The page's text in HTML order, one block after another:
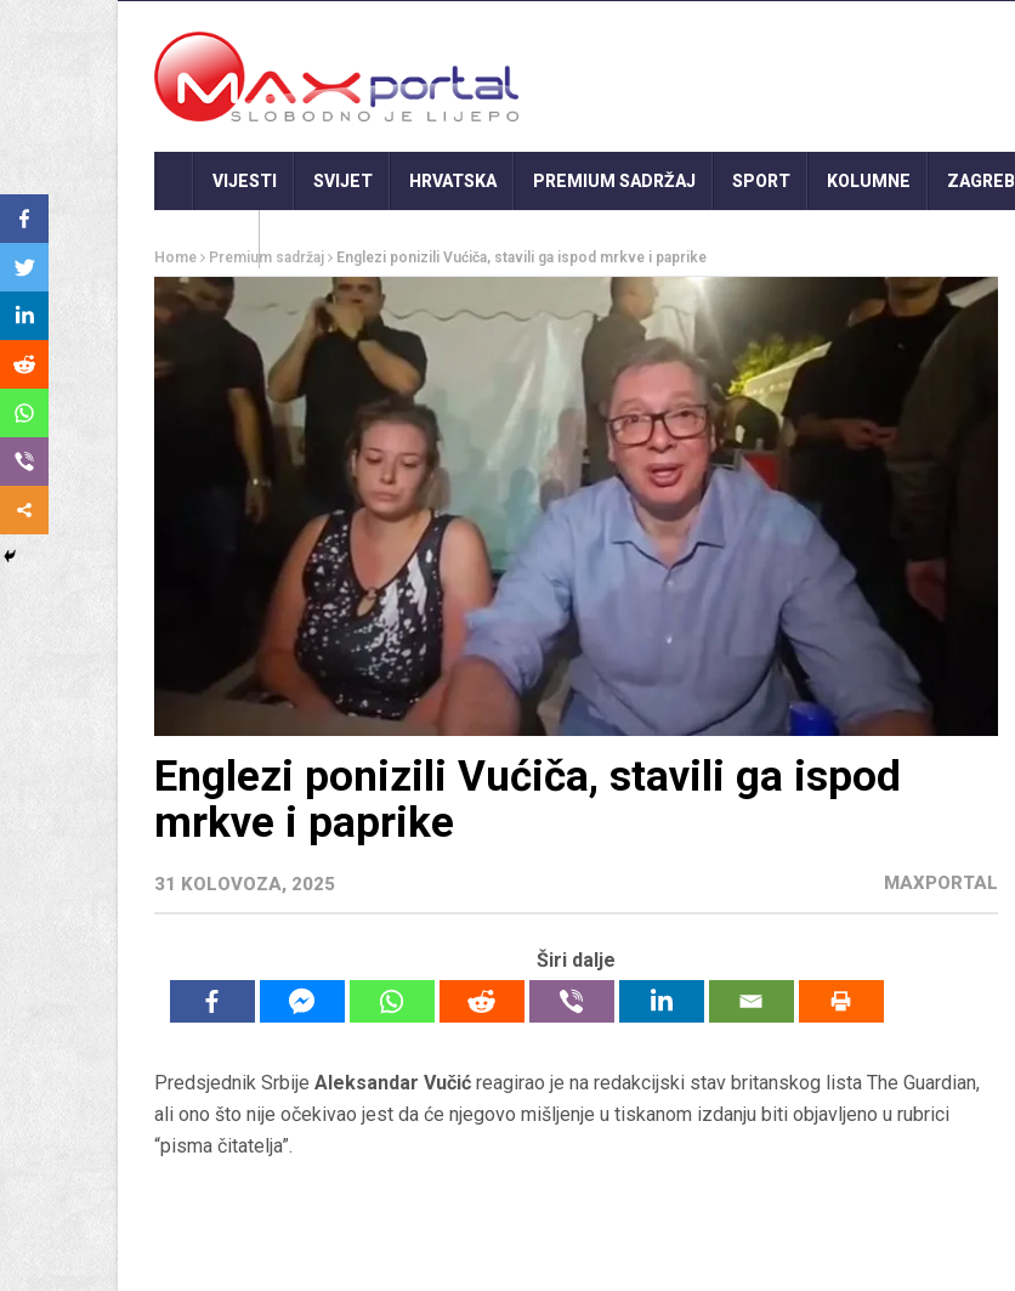
VIJESTI SVIJET HRVATSKA PREMIUM SADRŽAJ SPORT KOLUMNE ZAGREB
Home Premium sadržaj Englezi ponizili Vućiča, stavili ga ispod mrkve i paprike
Englezi ponizili Vućiča, stavili ga ispod
mrkve i paprike
31 KOLOVOZA, 2025 MAXPORTAL
Širi dalje
Predsjednik Srbije Aleksandar Vučić reagirao je na redakcijski stav britanskog lista The Guardian,
ali ono što nije očekivao jest da će njegovo mišljenje u tiskanom izdanju biti objavljeno u rubrici
“pisma čitatelja”.